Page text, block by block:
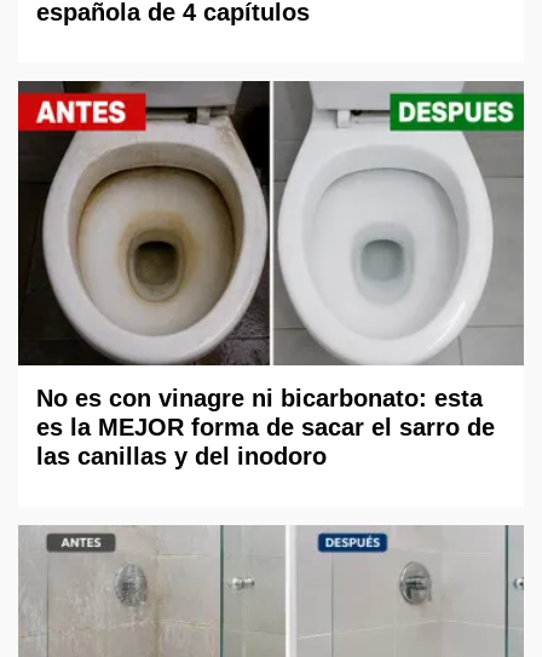
española de 4 capítulos
No es con vinagre ni bicarbonato: esta
es la MEJOR forma de sacar el sarro de
las canillas y del inodoro